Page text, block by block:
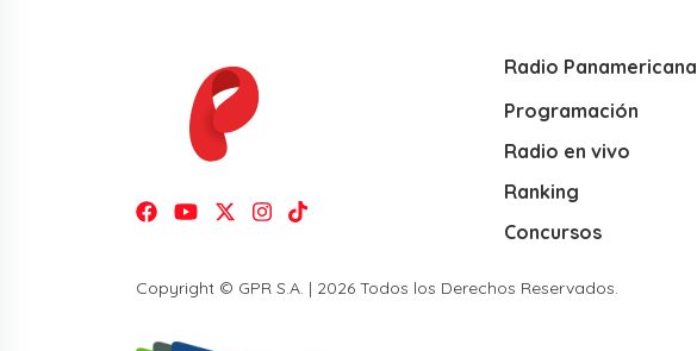
Radio Panamericana
Programación
Radio en vivo
Ranking
Concursos
Copyright © GPR S.A. | 2026 Todos los Derechos Reservados.